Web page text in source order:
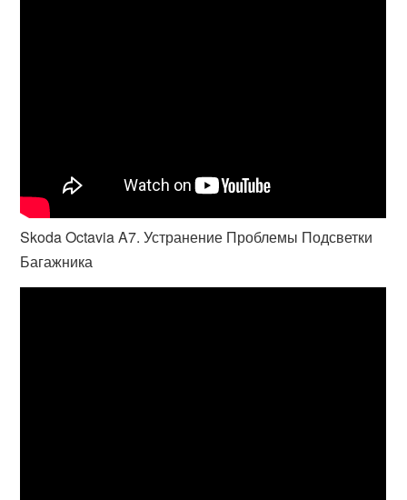
Skoda Octavia A7. Устранение Проблемы Подсветки
Багажника